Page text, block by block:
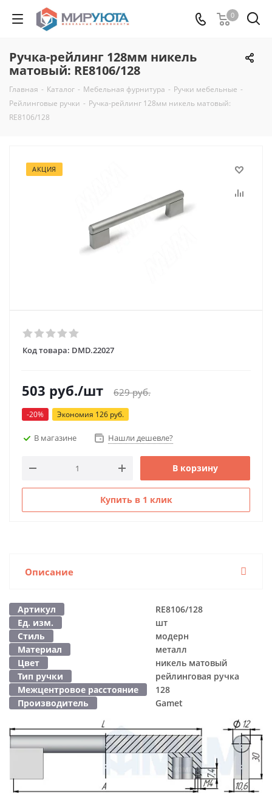
0
Ручка-рейлинг 128мм никель
матовый: RE8106/128
Главная - Каталог - Мебельная фурнитура - Ручки мебельные -
Рейлинговые ручки - Ручка-рейлинг 128мм никель матовый:
RE8106/128
АКЦИЯ
Код товара: DMD.22027
503 руб./шт 629руб.
-20% Экономия 126 руб.
В магазине Нашли дешевле?
В корзину
Купить в 1 клик
Описание
Артикул
RE8106/128
Ед. изм.
шт
Стиль
модерн
Материал
металл
Цвет
никель матовый
Тип ручки
рейлинговая ручка
Межцентровое расстояние
128
Производитель
Gamet